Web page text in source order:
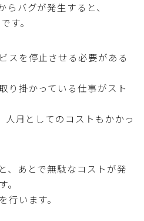
らバグが発生すると、
す。
スを停止させる必要がある
り掛かっている仕事がスト
月としてのコストもかかっ
、あとで無駄なコストが発
行います。